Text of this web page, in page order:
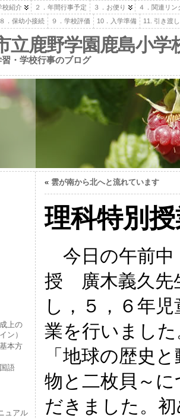
校紹介 ２．年間行事予定 ３．お便り
４．関連リン
８．保幼小接続 ９．学校評価 10．入学準備 11. 引き渡
立鹿野学園鹿島小学
・学校行事のブログ
上の
ン）
本方
語
ュアル
« 雲が南から北へと流れています
理科特別
今日の午前
授 廣木義久先
し，５，６年
業を行いまし
「地球の歴史
物と二枚貝～
だきました。